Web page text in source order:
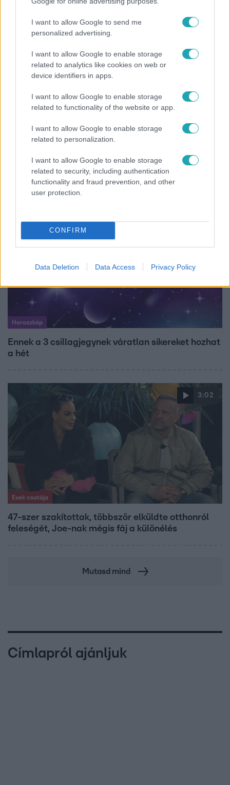
I want to allow Google to send me
personalized advertising.
I want to allow Google to enable storage
related to analytics like cookies on web or
device identifiers in apps.
I want to allow Google to enable storage
related to functionality of the website or app.
I want to allow Google to enable storage
related to personalization.
I want to allow Google to enable storage
related to security, including authentication
functionality and fraud prevention, and other
user protection.
CONFIRM
Data Deletion Data Access Privacy Policy
Népszerű
Veréb Tamás és felesége nagy bejelentést tettek
Horoszkóp
Ennek a 3 csillagjegynek váratlan sikereket hozhat
a hét
3:02
Exek csatája
47-szer szakítottak, többször elküldte otthonról
feleségét, Joe-nak mégis fáj a különélés
Mutasd mind
Címlapról ajánljuk